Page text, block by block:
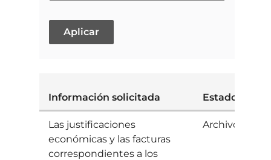
Información solicitada Estado
Las justificaciones
económicas y las facturas
correspondientes a los
Archivo